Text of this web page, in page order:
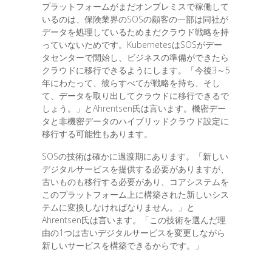
プラットフォームがまだオンプレミスで稼働して
いるのは、保険業界のSOSの顧客の一部は同社が
データを処理しているためまだクラウド戦略を持
っていないためです。KubernetesはSOSがデー
タセンターで開始し、ビジネスの準備ができたら
クラウドに移行できるようにします。「今後3～5
年にわたって、彼らすべてが戦略を持ち、そし
て、データを取り出してクラウドに移行できるで
しょう。」とAhrentsen氏は言います。機密デー
タと非機密データのハイブリッドクラウド設定に
移行する可能性もあります。
SOSの技術は確かに過渡期にあります。「新しい
デジタルサービスを提供する必要がありますが、
古いものも移行する必要があり、コアシステムを
このプラットフォーム上に構築された新しいシス
テムに変換しなければなりません。」と
Ahrentsen氏は言います。「この技術を選んだ理
由の1つは古いデジタルサービスを変更しながら
新しいサービスを構築できるからです。」